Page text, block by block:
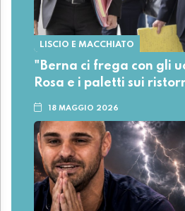
LISCIO E MACCHIATO
"Berna ci frega con gli
Rosa e i paletti sui
18 MAGGIO 2026